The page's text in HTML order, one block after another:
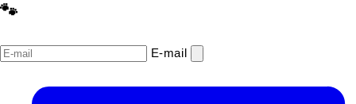
🐾
E‑mail